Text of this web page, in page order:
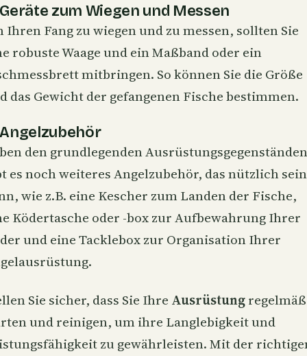
zum Wiegen und Messen
Ihren Fang zu wiegen und zu messen, sollten Sie
robuste Waage und ein Maßband oder ein
mitbringen. So können Sie die Größe
das Gewicht der gefangenen Fische bestimmen.
den grundlegenden Ausrüstungsgegenständen
es noch weiteres Angelzubehör, das nützlich sein
wie z.B. eine Kescher zum Landen der Fische,
Ködertasche oder -box zur Aufbewahrung Ihrer
und eine Tacklebox zur Organisation Ihrer
Sie sicher, dass Sie Ihre Ausrüstung
und reinigen, um ihre Langlebigkeit und
zu gewährleisten. Mit der